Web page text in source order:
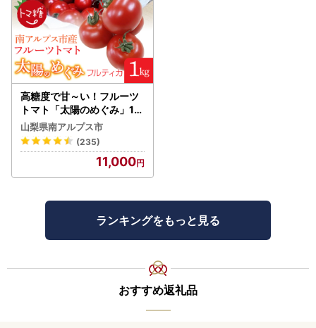
高糖度で甘～い！フルーツ
トマト「太陽のめぐみ」1k
g ALPBI001 | 高糖度 おす
すめ 産地直送 新鮮 フレッ
シュ 高栄養素 南アルプス市
山梨県南アルプス市
(235)
11,000
ランキングをもっと見る
おすすめ返礼品